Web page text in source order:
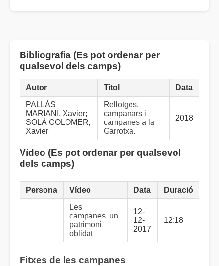
Bibliografia (Es pot ordenar per
qualsevol dels camps)
Autor Títol Data
PALLÀS
MARIANI, Xavier;
SOLÀ COLOMER,
Xavier
Rellotges,
campanars i
campanes a la
Garrotxa.
2018
Vídeo (Es pot ordenar per qualsevol
dels camps)
Persona Vídeo Data Duració
Les
campanes, un
patrimoni
oblidat
12-
12-
2017
12:18
Fitxes de les campanes